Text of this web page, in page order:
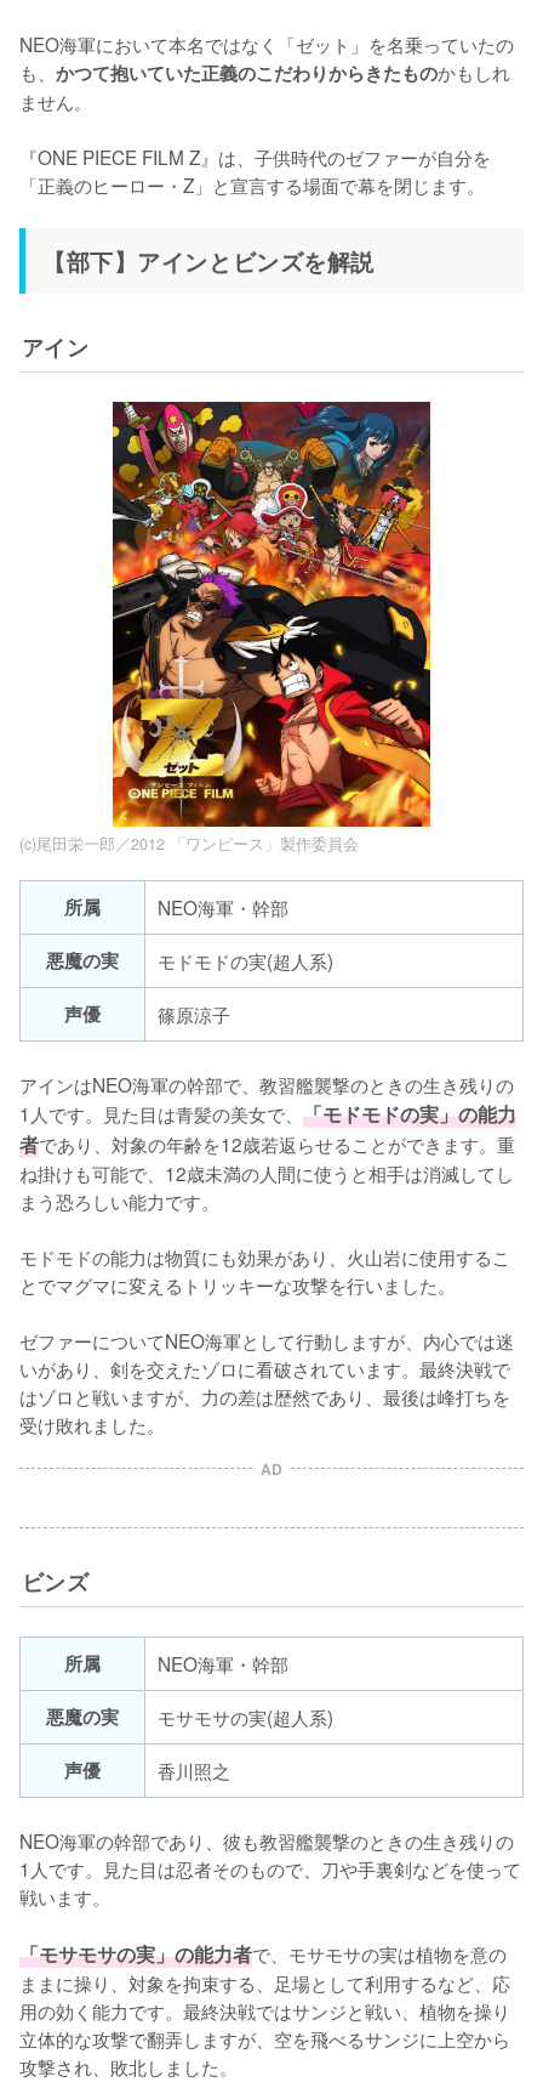
NEO海軍において本名ではなく「ゼット」を名乗っていたの
も、 かつて抱いていた正義のこだわりからきたものかもしれ
ません。
『ONE PIECE FILM Z』は、子供時代のゼファーが自分を
「正義のヒーロー・Z」と宣言する場面で幕を閉じます。
【部下】アインとビンズを解説
アイン
(c)尾田栄一郎／2012 「ワンピース」製作委員会
所属
NEO海軍・幹部
悪魔の実
モドモドの実(超人系)
声優
篠原涼子
アインはNEO海軍の幹部で、教習艦襲撃のときの生き残りの
1人です。見た目は青髪の美女で、 「モドモドの実」の能力
者であり、対象の年齢を12歳若返らせることができます。重
ね掛けも可能で、12歳未満の人間に使うと相手は消滅してし
まう恐ろしい能力です。
モドモドの能力は物質にも効果があり、火山岩に使用するこ
とでマグマに変えるトリッキーな攻撃を行いました。
ゼファーについてNEO海軍として行動しますが、内心では迷
いがあり、剣を交えたゾロに看破されています。最終決戦で
はゾロと戦いますが、力の差は歴然であり、最後は峰打ちを
受け敗れました。
AD
ビンズ
所属
NEO海軍・幹部
悪魔の実
モサモサの実(超人系)
声優
香川照之
NEO海軍の幹部であり、彼も教習艦襲撃のときの生き残りの
1人です。見た目は忍者そのもので、刀や手裏剣などを使って
戦います。
「モサモサの実」の能力者で、モサモサの実は植物を意の
ままに操り、対象を拘束する、足場として利用するなど、応
用の効く能力です。最終決戦ではサンジと戦い、植物を操り
立体的な攻撃で翻弄しますが、空を飛べるサンジに上空から
攻撃され、敗北しました。